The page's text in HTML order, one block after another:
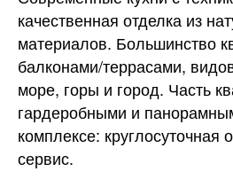
качественная отделка из
материалов. Большинство
балконами/террасами,
море, горы и город. Часть
гардеробными и
комплексе: круглосуточная
сервис.